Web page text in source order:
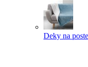
Deky na